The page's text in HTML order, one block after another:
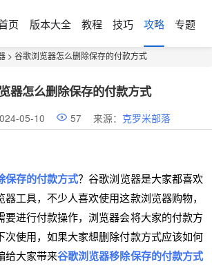
页 版本大全 教程 技巧 攻略 专题
> 谷歌浏览器怎么删除保存的付款方式
器怎么删除保存的付款方式
05-10 57 来源： 克罗米部落
保存的付款方式？谷歌浏览器是大家都喜欢
工具，不少人喜欢使用这款浏览器购物，
要进行付款操作，浏览器会将大家的付款方
次使用，如果大家想删除付款方式应该如何
给大家带来谷歌浏览器移除保存的付款方式